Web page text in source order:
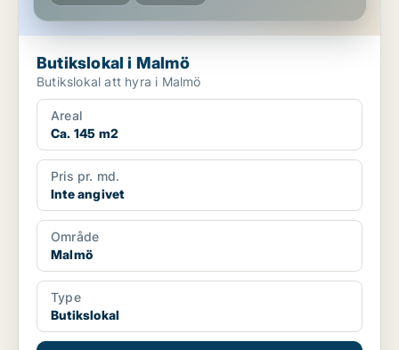
Butikslokal i Malmö
Butikslokal att hyra i Malmö
Areal
Ca. 145 m2
Pris pr. md.
Inte angivet
Område
Malmö
Type
Butikslokal